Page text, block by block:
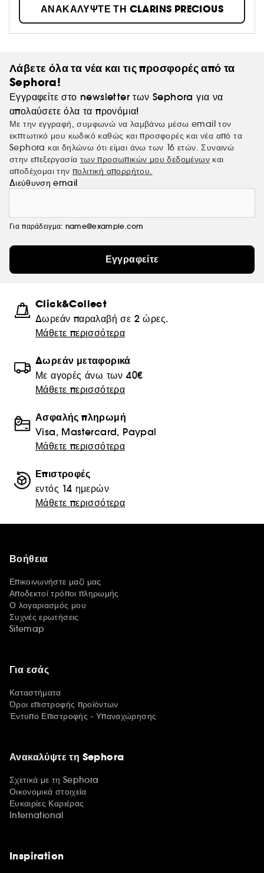
αποτέλεσμα: μια μοναδική περιποίηση που προστατεύει το
δέρμα και ταυτόχρονα διεγείρει τους δικούς του πόρους
νεότητας.
ΑΝΑΚΑΛΥΨΤΕ ΤΗ CLARINS PRECIOUS
Λάβετε όλα τα νέα και τις προσφορές από τα
Sephora!
Εγγραφείτε στο newsletter των Sephora για να
απολαύσετε όλα τα προνόμια!
Με την εγγραφή, συμφωνώ να λαμβάνω μέσω email τον
εκπτωτικό μου κωδικό καθώς και προσφορές και νέα από τα
Sephora και δηλώνω ότι είμαι άνω των 16 ετών. Συναινώ
στην επεξεργασία των προσωπικών μου δεδομένων και
αποδέχομαι την πολιτική απορρήτου.
Διεύθυνση email
Για παράδειγμα: name@example.com
Εγγραφείτε
Click&Collect
Δωρεάν παραλαβή σε 2 ώρες.
Μάθετε περισσότερα
Δωρεάν μεταφορικά
Με αγορές άνω των 40€
Μάθετε περισσότερα
Ασφαλής πληρωμή
Visa, Mastercard, Paypal
Μάθετε περισσότερα
Επιστροφές
εντός 14 ημερών
Μάθετε περισσότερα
Βοήθεια
Επικοινωνήστε μαζί μας
Αποδεκτοί τρόποι πληρωμής
Ο λογαριασμός μου
Συχνές ερωτήσεις
Sitemap
Για εσάς
Καταστήματα
Όροι επιστροφής προϊόντων
Έντυπο Επιστροφής - Υπαναχώρησης
Ανακαλύψτε τη Sephora
Σχετικά με τη Sephora
Οικονομικά στοιχεία
Ευκαιρίες Καριέρας
International
Inspiration